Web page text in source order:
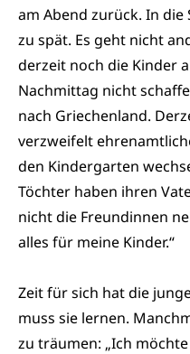
am Abend zurück. In
zu spät. Es geht nicht
derzeit noch die Kinder
Nachmittag nicht
nach Griechenland.
verzweifelt
den Kindergarten
Töchter haben ihren
nicht die Freundinnen
alles für meine Kinder.“
Zeit für sich hat die
muss sie lernen.
zu träumen: „Ich